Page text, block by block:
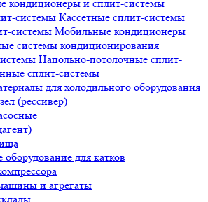
и сплит-системы
системы Кассетные сплит-системы
системы Мобильные кондиционеры
системы кондиционирования
Напольно-потолочные сплит-
сплит-системы
для холодильного оборудования
(рессивер)
для катков
и агрегаты